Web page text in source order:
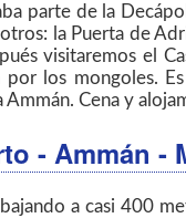
parte de la
la Puerta de
visitaremos el
por los mongoles.
Ammán. Cena y
- Ammán -
a casi 400